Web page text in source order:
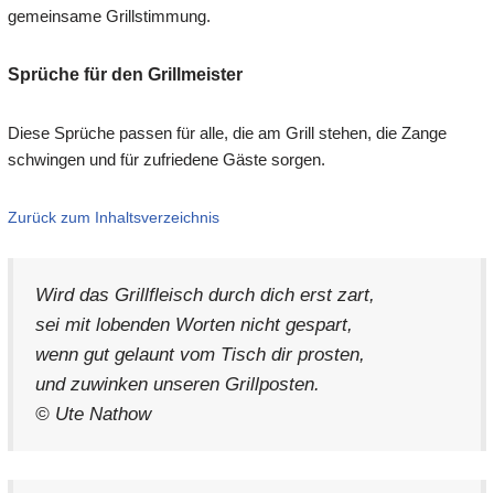
gemeinsame Grillstimmung.
Sprüche für den Grillmeister
Diese Sprüche passen für alle, die am Grill stehen, die Zange
schwingen und für zufriedene Gäste sorgen.
Zurück zum Inhaltsverzeichnis
Wird das Grillfleisch durch dich erst zart,
sei mit lobenden Worten nicht gespart,
wenn gut gelaunt vom Tisch dir prosten,
und zuwinken unseren Grillposten.
© Ute Nathow